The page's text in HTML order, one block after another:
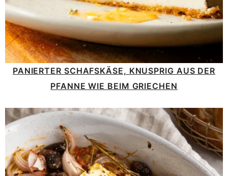
PANIERTER SCHAFSKÄSE, KNUSPRIG AUS DER
PFANNE WIE BEIM GRIECHEN